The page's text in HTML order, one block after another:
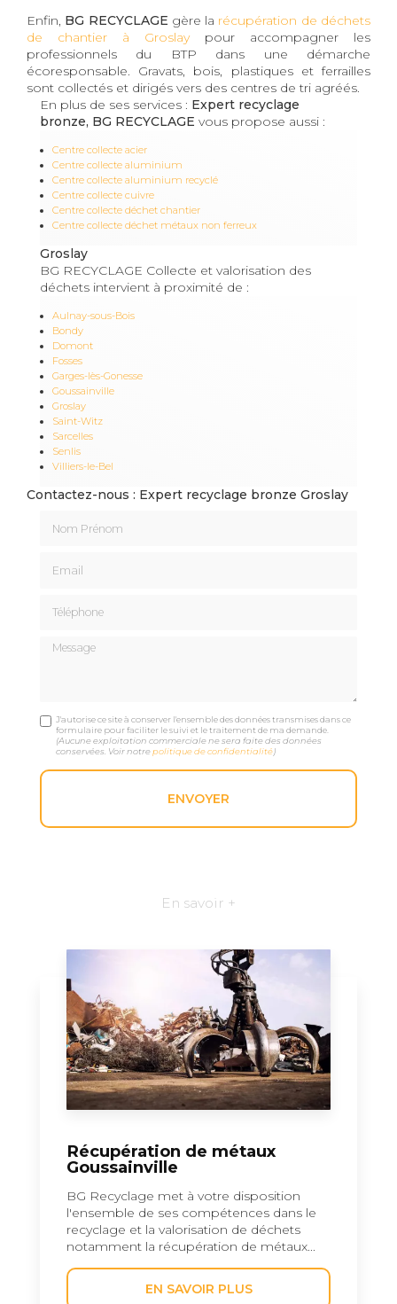
Enfin, BG RECYCLAGE gère la récupération de déchets
de chantier à Groslaypour accompagner les
professionnels du BTP dans une démarche
écoresponsable. Gravats, bois, plastiques et ferrailles
sont collectés et dirigés vers des centres de tri agréés.
En plus de ses services : Expert recyclage
bronze, BG RECYCLAGE vous propose aussi :
Centre collecte acier
Centre collecte aluminium
Centre collecte aluminium recyclé
Centre collecte cuivre
Centre collecte déchet chantier
Centre collecte déchet métaux non ferreux
Groslay
BG RECYCLAGE Collecte et valorisation des
déchets intervient à proximité de :
Aulnay-sous-Bois
Bondy
Domont
Fosses
Garges-lès-Gonesse
Goussainville
Groslay
Saint-Witz
Sarcelles
Senlis
Villiers-le-Bel
Contactez-nous : Expert recyclage bronze Groslay
Message
J'autorise ce site à conserver l'ensemble des données transmises dans ce
formulaire pour faciliter le suivi et le traitement de ma demande.
(Aucune exploitation commerciale ne sera faite des données
conservées. Voir notrepolitique de confidentialité)
En savoir +
Récupération de métaux
Goussainville
BG Recyclage met à votre disposition
l'ensemble de ses compétences dans le
recyclage et la valorisation de déchets
notamment la récupération de métaux...
EN SAVOIR PLUS